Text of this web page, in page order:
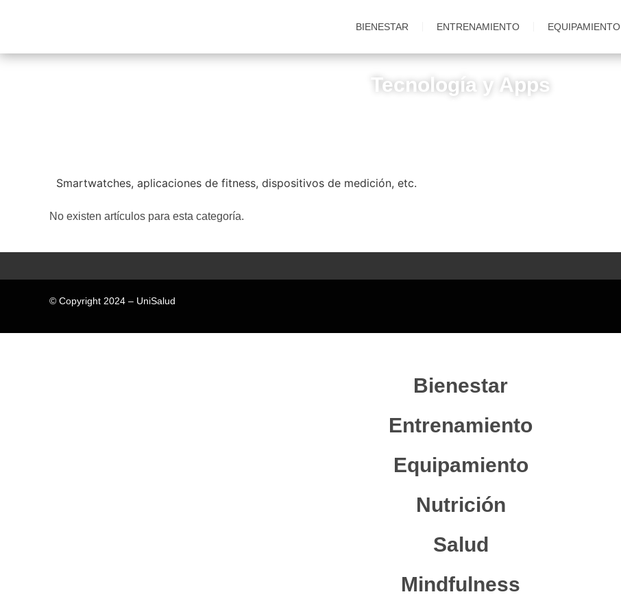
BIENESTAR ENTRENAMIENTO EQUIPAMIENTO
Tecnología y Apps
Smartwatches, aplicaciones de fitness, dispositivos de medición, etc.
No existen artículos para esta categoría.
© Copyright 2024 – UniSalud
Bienestar
Entrenamiento
Equipamiento
Nutrición
Salud
Mindfulness